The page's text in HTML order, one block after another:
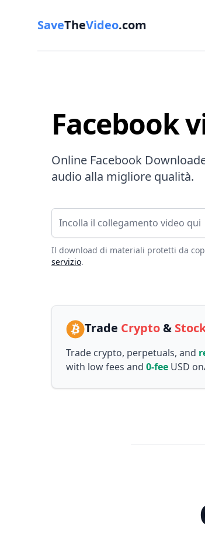
SaveTheVideo.com
Facebook
Online Facebook
audio alla migliore qualità.
Collegamento video
Il download di materiali protetti da
servizio.
Trade Crypto&
Trade crypto, perpetuals, and
with low fees and 0-fee USD